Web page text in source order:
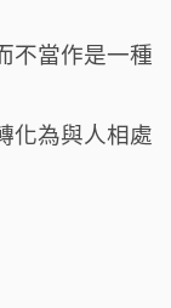
不當作是一種
化為與人相處